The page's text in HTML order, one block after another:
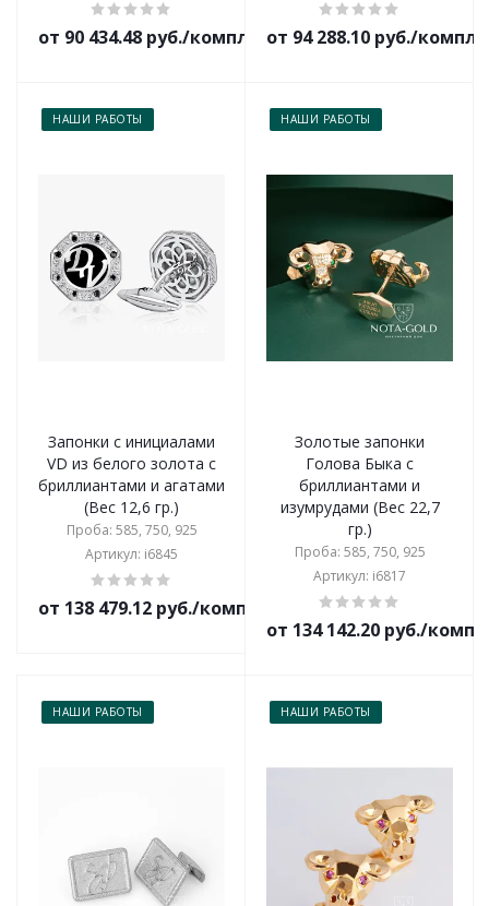
от 90 434.48 руб./комплектот 94 288.10 руб./
НАШИ РАБОТЫ
Запонки с инициалами
VD из белого золота с
бриллиантами и агатами
(Вес 12,6 гр.)
Проба: 585, 750, 925
Артикул: i6845
от 138 479.12 руб./комплект
НАШИ РАБОТЫ
Золотые запонки
Голова Быка с
бриллиантами и
изумрудами (Вес 22,7
гр.)
Проба: 585, 750, 925
Артикул: i6817
от 134 142.20 руб./
НАШИ РАБОТЫ НАШИ РАБОТЫ